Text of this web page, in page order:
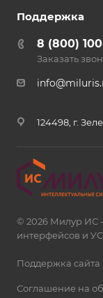
Поддержка
8 (800)
Заказать
124498, г.
© 2026 Милур ИС
интерфейсов и
Поддержка сайта
Соглашение на